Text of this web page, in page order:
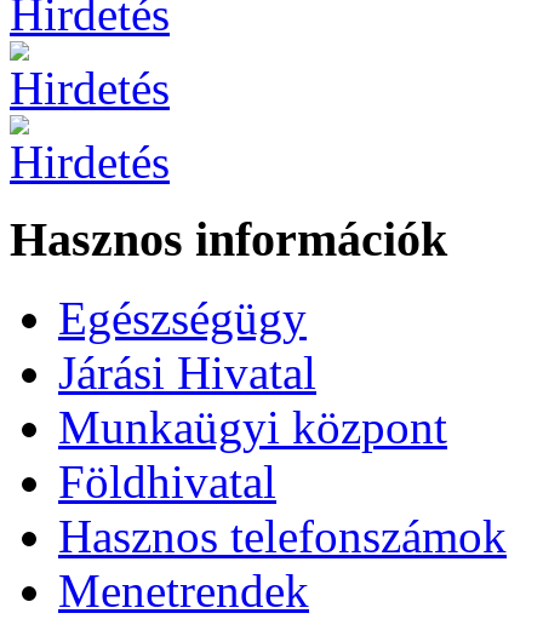
Hasznos információk
Egészségügy
Járási Hivatal
Munkaügyi központ
Földhivatal
Hasznos telefonszámok
Menetrendek